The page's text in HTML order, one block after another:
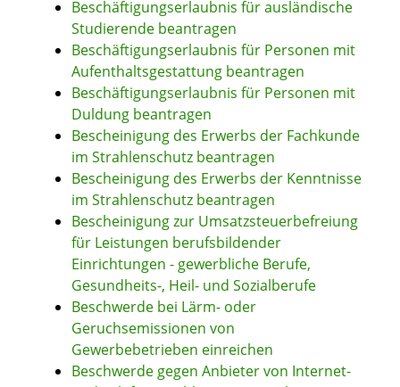
Beschäftigungserlaubnis für ausländische
Studierende beantragen
Beschäftigungserlaubnis für Personen mit
Aufenthaltsgestattung beantragen
Beschäftigungserlaubnis für Personen mit
Duldung beantragen
Bescheinigung des Erwerbs der Fachkunde
im Strahlenschutz beantragen
Bescheinigung des Erwerbs der Kenntnisse
im Strahlenschutz beantragen
Bescheinigung zur Umsatzsteuerbefreiung
für Leistungen berufsbildender
Einrichtungen - gewerbliche Berufe,
Gesundheits-, Heil- und Sozialberufe
Beschwerde bei Lärm- oder
Geruchsemissionen von
Gewerbebetrieben einreichen
Beschwerde gegen Anbieter von Internet-